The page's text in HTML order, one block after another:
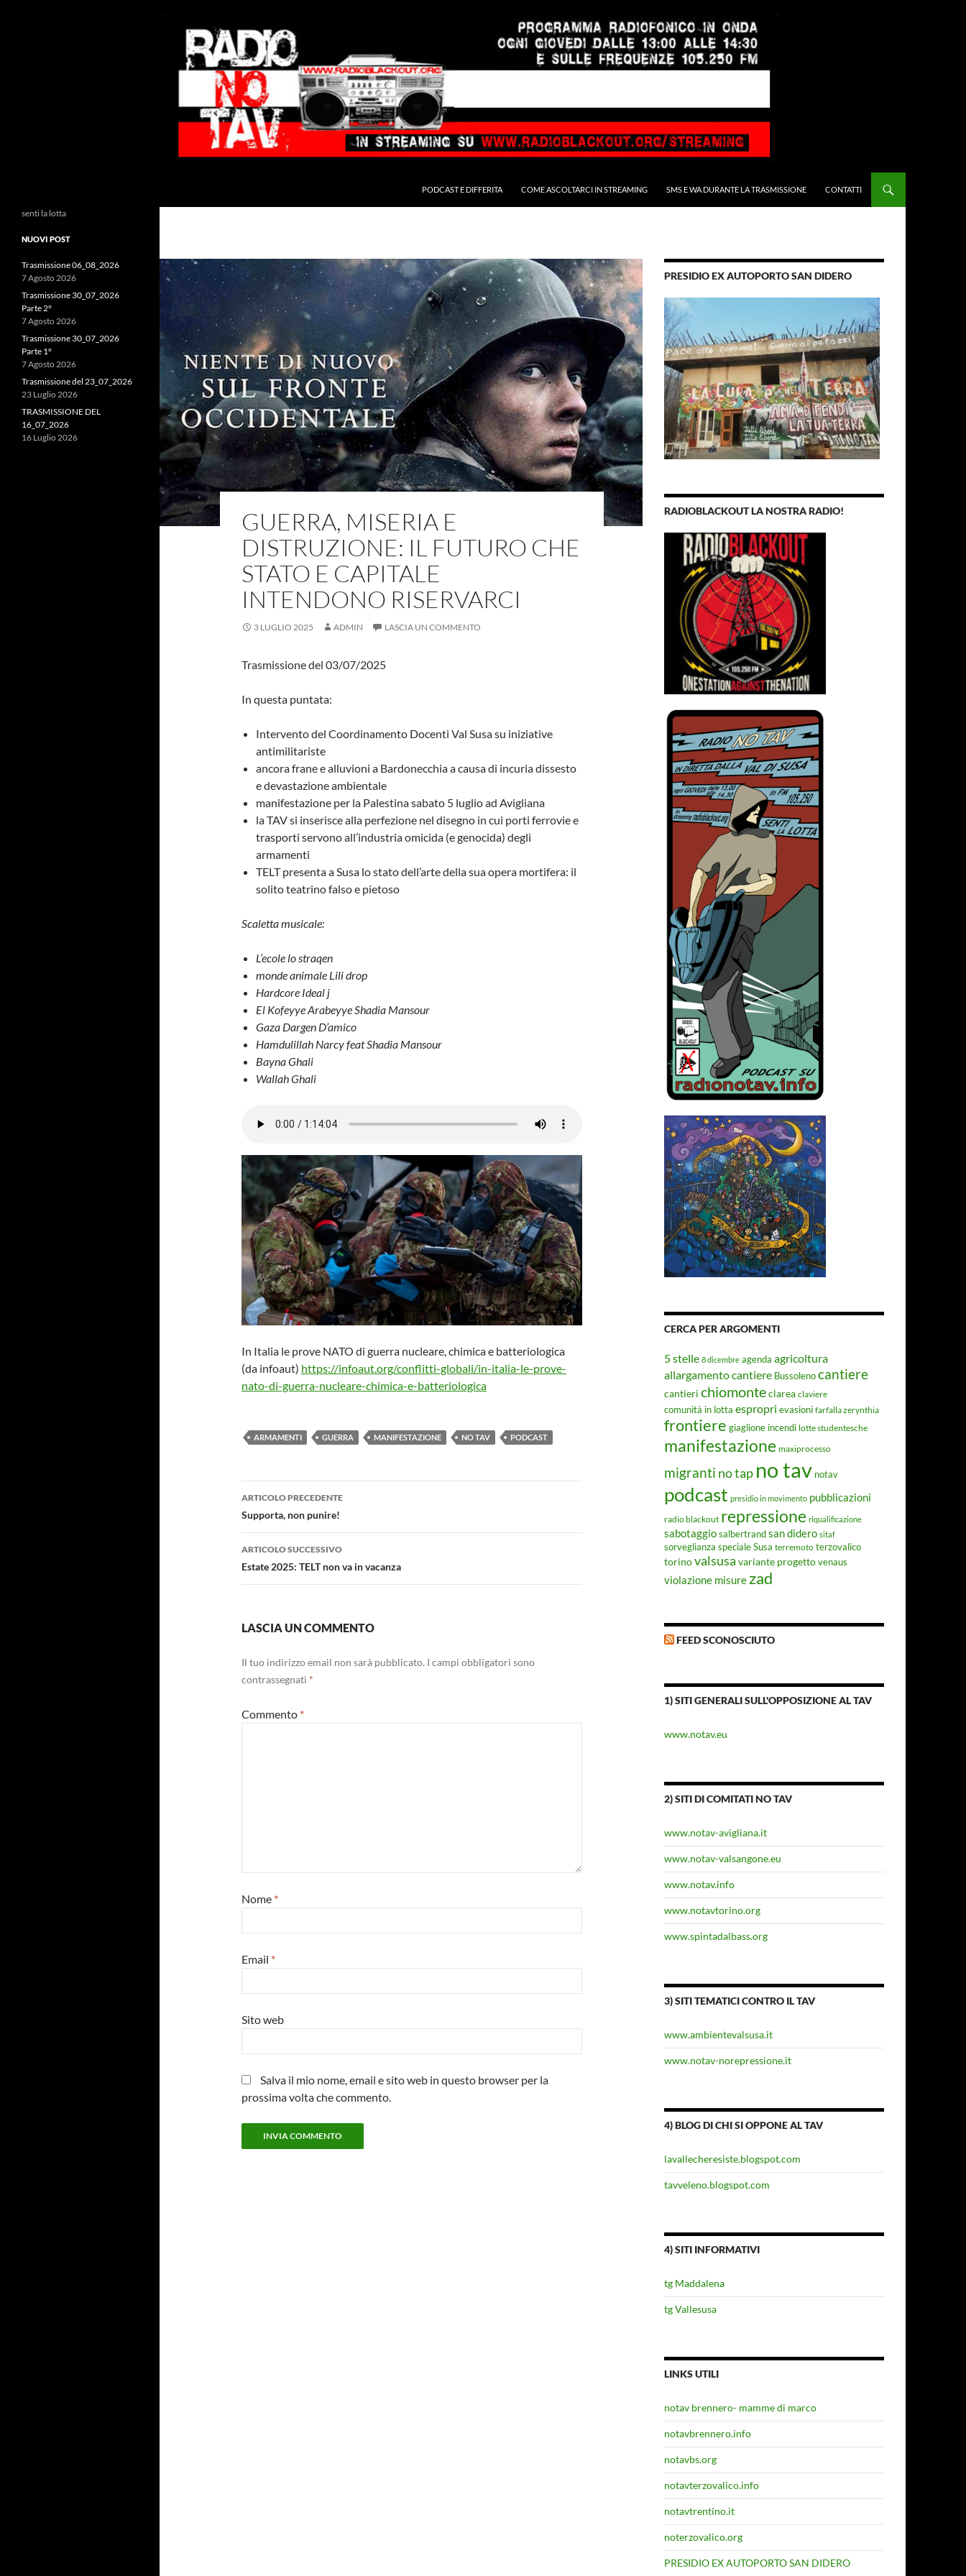
PODCAST E DIFFERITA COME ASCOLTARCI IN STREAMING SMS E WA DURANTE LA TRASMISSIONE CONTATTI
GUERRA, MISERIA E
DISTRUZIONE: IL FUTURO CHE
STATO E CAPITALE
INTENDONO RISERVARCI
3 LUGLIO 2025 ADMIN LASCIA UN COMMENTO
Trasmissione del 03/07/2025
In questa puntata:
Intervento del Coordinamento Docenti Val Susa su iniziative
antimilitariste
ancora frane e alluvioni a Bardonecchia a causa di incuria dissesto
e devastazione ambientale
manifestazione per la Palestina sabato 5 luglio ad Avigliana
la TAV si inserisce alla perfezione nel disegno in cui porti ferrovie e
trasporti servono all’industria omicida (e genocida) degli
armamenti
TELT presenta a Susa lo stato dell’arte della sua opera mortifera: il
solito teatrino falso e pietoso
Scaletta musicale:
L’ecole lo straqen
monde animale Lili drop
Hardcore Ideal j
El Kofeyye Arabeyye Shadia Mansour
Gaza Dargen D’amico
Hamdulillah Narcy feat Shadia Mansour
Bayna Ghali
Wallah Ghali
In Italia le prove NATO di guerra nucleare, chimica e batteriologica
(da infoaut) https://infoaut.org/conflitti-globali/in-italia-le-prove-
nato-di-guerra-nucleare-chimica-e-batteriologica
ARMAMENTI GUERRA MANIFESTAZIONE NO TAV PODCAST
Navigazione
articolo
ARTICOLO PRECEDENTE
Supporta, non punire!
ARTICOLO SUCCESSIVO
Estate 2025: TELT non va in vacanza
LASCIA UN COMMENTO
Il tuo indirizzo email non sarà pubblicato. I campi obbligatori sono
contrassegnati *
Commento *
Nome *
Email *
Sito web
Salva il mio nome, email e sito web in questo browser per la
prossima volta che commento.
PRESIDIO EX AUTOPORTO SAN DIDERO
RADIOBLACKOUT LA NOSTRA RADIO!
CERCA PER ARGOMENTI
5 stelle 8 dicembre agenda agricoltura
allargamento cantiere Bussolenocantiere
cantieri chiomonteclarea claviere
comunità in lotta espropri evasioni farfalla zerynthia
frontiere giaglione incendi lotte studentesche
manifestazione maxiprocesso
migranti no tap no tav notav
podcast presidio in movimento pubblicazioni
radio blackout repressione riqualificazione
sabotaggiosalbertrandsan didero sitaf
sorveglianza speciale Susa terremoto terzovalico
torinovalsusa variante progettovenaus
violazione misure zad
FEED SCONOSCIUTO
1) SITI GENERALI SULL'OPPOSIZIONE AL TAV
www.notav.eu
2) SITI DI COMITATI NO TAV
www.notav-avigliana.it
www.notav-valsangone.eu
www.notav.info
www.notavtorino.org
www.spintadalbass.org
3) SITI TEMATICI CONTRO IL TAV
www.ambientevalsusa.it
www.notav-norepressione.it
4) BLOG DI CHI SI OPPONE AL TAV
lavallecheresiste.blogspot.com
tavveleno.blogspot.com
4) SITI INFORMATIVI
tg Maddalena
tg Vallesusa
LINKS UTILI
notav brennero- mamme di marco
notavbrennero.info
notavbs.org
notavterzovalico.info
notavtrentino.it
noterzovalico.org
PRESIDIO EX AUTOPORTO SAN DIDERO
senti la lotta
NUOVI POST
Trasmissione 06_08_2026
7 Agosto 2026
Trasmissione 30_07_2026
Parte 2°
7 Agosto 2026
Trasmissione 30_07_2026
Parte 1°
7 Agosto 2026
Trasmissione del 23_07_2026
23 Luglio 2026
TRASMISSIONE DEL
16_07_2026
16 Luglio 2026